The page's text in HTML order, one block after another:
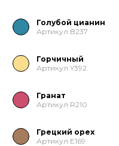
Голубой цианин
Артикул B237
Горчичный
Артикул Y392
Гранат
Артикул R210
Грецкий орех
Артикул E169